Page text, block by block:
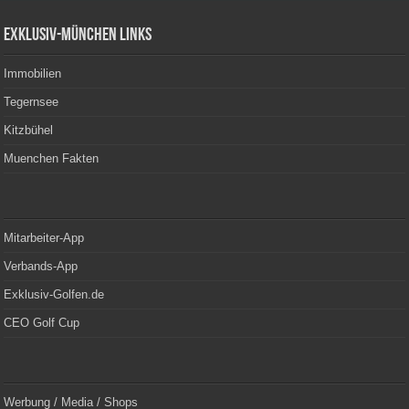
Exklusiv-München Links
Immobilien
Tegernsee
Kitzbühel
Muenchen Fakten
Mitarbeiter-App
Verbands-App
Exklusiv-Golfen.de
CEO Golf Cup
Werbung / Media / Shops